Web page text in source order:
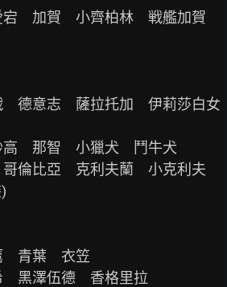
宕　加賀　小齊柏林　戦艦加賀
　德意志　薩拉托加　伊莉莎白女
　那智　小獵犬　鬥牛犬
倫比亞　克利夫蘭　小克利夫
青葉　衣笠
黑澤伍德　香格里拉